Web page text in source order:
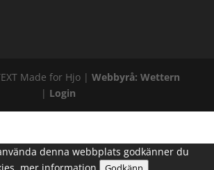
Made for Hjo |Webbyrå: Wettern
| Login
denna webbplats godkänner du